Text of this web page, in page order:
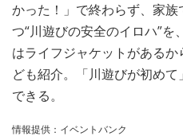
かった！」で終わらず、家
つ“川遊びの安全のイロハ”
はライフジャケットがある
ども紹介。「川遊びが初め
できる。
情報提供：イベントバンク